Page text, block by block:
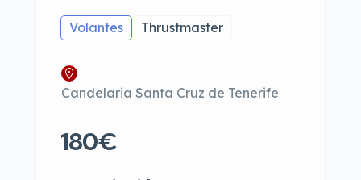
Volantes Thrustmaster
Candelaria Santa Cruz de Tenerife
180€